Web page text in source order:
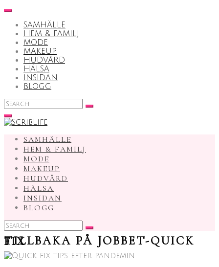
Skip
content
SAMHÄLLE
HEM & FAMILJ
MODE
MAKEUP
HUDVÅRD
HÄLSA
INSIDAN
BLOGG
Search
for:
SAMHÄLLE
HEM & FAMILJ
MODE
MAKEUP
HUDVÅRD
HÄLSA
INSIDAN
BLOGG
Search
for:
TILLBAKA PÅ JOBBET-QUICK FIX